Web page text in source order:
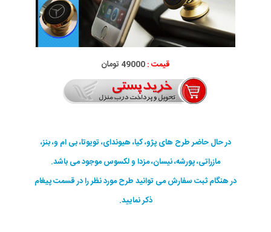
قیمت :49000 تومان
در حال حاضر طرح های پژو، کیا، هیوندای، تویوتا، بی ام و، بنز،
مازراتی، پورشه، نیسان، مزدا و لکسوس موجود می باشد.
در هنگام ثبت سفارش می توانید طرح مورد نظر را در قسمت پیغام
ذکر نمایید.